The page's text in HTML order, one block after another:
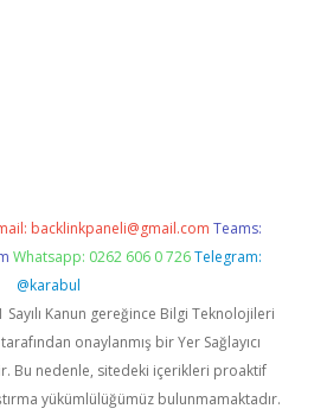
backlinkpaneli@gmail.com Teams:
Whatsapp: 0262 606 0 726 Telegram:
@karabul
Sayılı Kanun gereğince Bilgi Teknolojileri
onaylanmış bir Yer Sağlayıcı
Bu nedenle, sitedeki içerikleri proaktif
yükümlülüğümüz bulunmamaktadır.